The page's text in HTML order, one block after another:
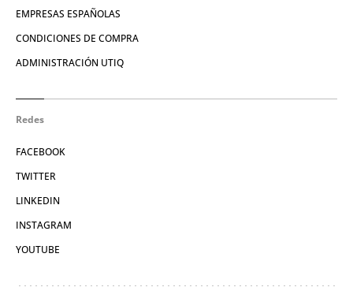
EMPRESAS ESPAÑOLAS
CONDICIONES DE COMPRA
ADMINISTRACIÓN UTIQ
Redes
FACEBOOK
TWITTER
LINKEDIN
INSTAGRAM
YOUTUBE